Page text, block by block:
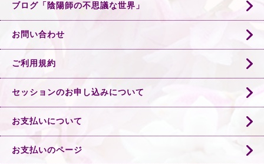
ブログ「陰陽師の不思議な世界」
お問い合わせ
ご利用規約
セッションのお申し込みについて
お支払いについて
お支払いのページ